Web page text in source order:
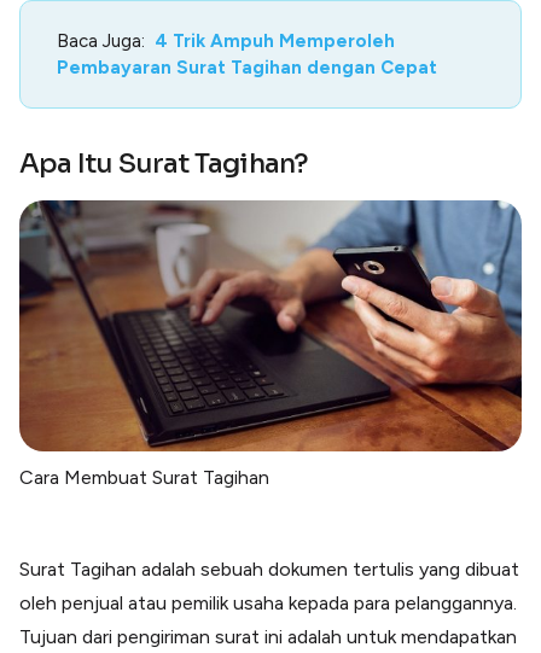
Baca Juga: 4 Trik Ampuh Memperoleh
Pembayaran Surat Tagihan dengan Cepat
Apa Itu Surat Tagihan?
Cara Membuat Surat Tagihan
Surat Tagihan adalah sebuah dokumen tertulis yang dibuat
oleh penjual atau pemilik usaha kepada para pelanggannya.
Tujuan dari pengiriman surat ini adalah untuk mendapatkan